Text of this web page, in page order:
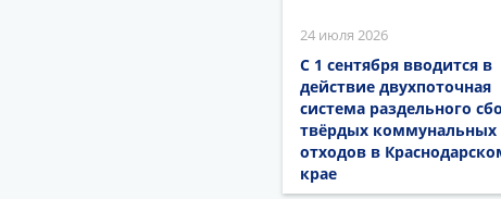
24 июля 2026
С 1 сентября вводится в
действие двухпоточная
система раздельного
твёрдых коммунальных
отходов в
крае